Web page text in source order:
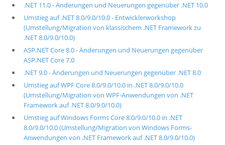
.NET 11.0 - Änderungen und Neuerungen gegenüber .NET 10.0
Umstieg auf .NET 8.0/9.0/10.0 - Entwicklerworkshop
(Umstellung/Migration von klassischem .NET Framework zu
.NET 8.0/9.0/10.0)
ASP.NET Core 8.0 - Änderungen und Neuerungen gegenüber
ASP.NET Core 7.0
.NET 9.0 - Änderungen und Neuerungen gegenüber .NET 8.0
Umstieg auf WPF Core 8.0/9.0/10.0 in .NET 8.0/9.0/10.0
(Umstellung/Migration von WPF-Anwendungen von .NET
Framework auf .NET 8.0/9.0/10.0)
Umstieg auf Windows Forms Core 8.0/9.0/10.0 in .NET
8.0/9.0/10.0 (Umstellung/Migration von Windows Forms-
Anwendungen von .NET Framework auf .NET 8.0/9.0/10.0)